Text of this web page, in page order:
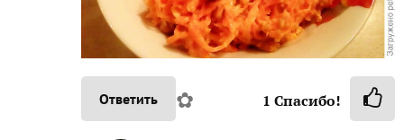
Ответить ✿ 1 Спасибо!